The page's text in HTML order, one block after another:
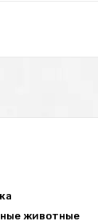
животные